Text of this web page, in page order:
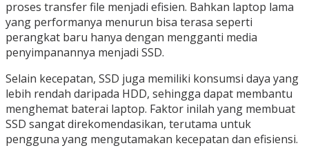
proses transfer file menjadi efisien. Bahkan laptop lama
yang performanya menurun bisa terasa seperti
perangkat baru hanya dengan mengganti media
penyimpanannya menjadi SSD.
Selain kecepatan, SSD juga memiliki konsumsi daya yang
lebih rendah daripada HDD, sehingga dapat membantu
menghemat baterai laptop. Faktor inilah yang membuat
SSD sangat direkomendasikan, terutama untuk
pengguna yang mengutamakan kecepatan dan efisiensi.